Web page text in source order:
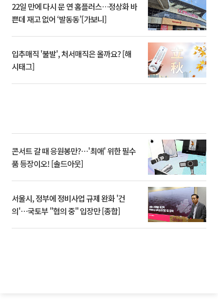
22일 만에 다시 문 연 홈플러스…정상화 바
쁜데 재고 없어 ‘발동동’[가보니]
입추매직 '불발', 처서매직은 올까요? [해
시태그]
콘서트 갈 때 응원봉만?⋯'최애' 위한 필수
품 등장이오! [솔드아웃]
서울시, 정부에 정비사업 규제 완화 '건
의'⋯국토부 "협의 중" 입장만 [종합]